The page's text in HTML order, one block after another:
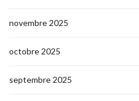
novembre 2025
octobre 2025
septembre 2025